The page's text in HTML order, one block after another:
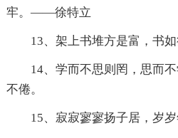
牢。——徐特立
13、架上书堆方是富，书
14、学而不思则罔，思而
不倦。
15、寂寂寥寥扬子居，岁